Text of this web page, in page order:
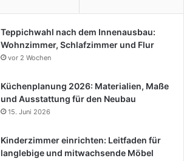
Teppichwahl nach dem Innenausbau:
Wohnzimmer, Schlafzimmer und Flur
vor 2 Wochen
Küchenplanung 2026: Materialien, Maße
und Ausstattung für den Neubau
15. Juni 2026
Kinderzimmer einrichten: Leitfaden für
langlebige und mitwachsende Möbel